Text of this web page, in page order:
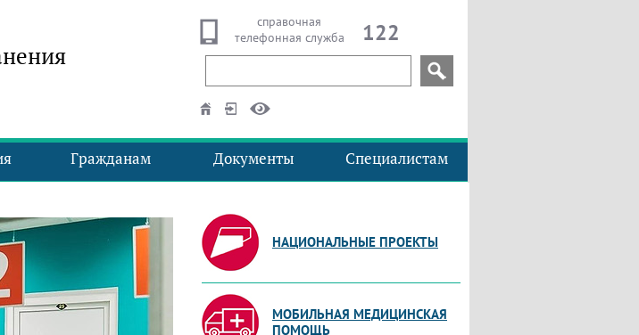
справочная
телефонная служба
122
Гражданам Документы Специалистам
НАЦИОНАЛЬНЫЕ ПРОЕКТЫ
МОБИЛЬНАЯ МЕДИЦИНСКАЯ
ПОМОЩЬ